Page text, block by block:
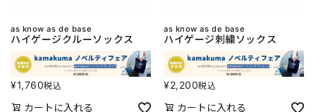
as know as de base
ハイゲージクルーソックス
¥1,760税込
カートに入れる
as know as de base
ハイゲージ刺繍ソックス
¥2,200税込
カートに入れる